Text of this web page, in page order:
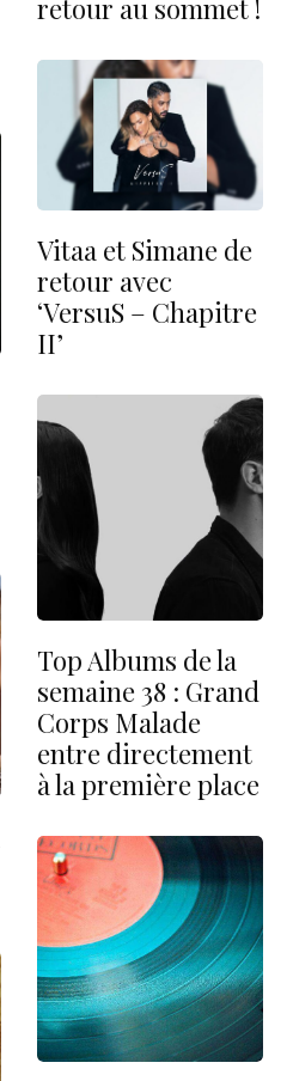
retour au sommet !
Vitaa et Simane de
retour avec
‘VersuS – Chapitre
II’
Top Albums de la
semaine 38 : Grand
Corps Malade
entre directement
à la première place